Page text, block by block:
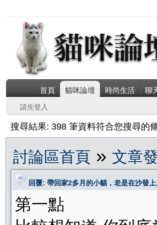
首頁 貓咪論壇 時尚生活 聊
請先登入
搜尋結果: 398 筆資料符合您搜尋的
討論區首頁 » 文章
回覆: 帶回家2多月的小貓，老是在沙發
第一點